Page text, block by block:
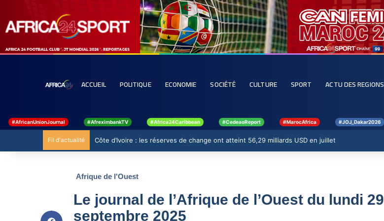
ACCUEIL POLITIQUE ECONOMIE SOCIÉTÉ CULTURE SPORT ACTU DES REGIONS
#AfricanUnionJournal #AfreximbankTV #Africa24Caribbean #CedeaoReport #MarocAfrica #JOJ_Dakar2026
Fil d'actualité Côte d’Ivoire : les réserves de change ont atteint 56,29 milliards USD en juillet
Afrique de l'Ouest
Le journal de l’Afrique de l’Ouest du lundi 29
septembre 2025